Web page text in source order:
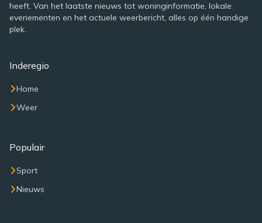
heeft. Van het laatste nieuws tot woninginformatie, lokale
evenementen en het actuele weerbericht, alles op één handige
plek.
Inderegio
Home
Weer
Populair
Sport
Nieuws